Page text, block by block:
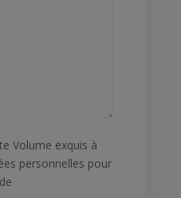
Volume exquis à
personnelles pour